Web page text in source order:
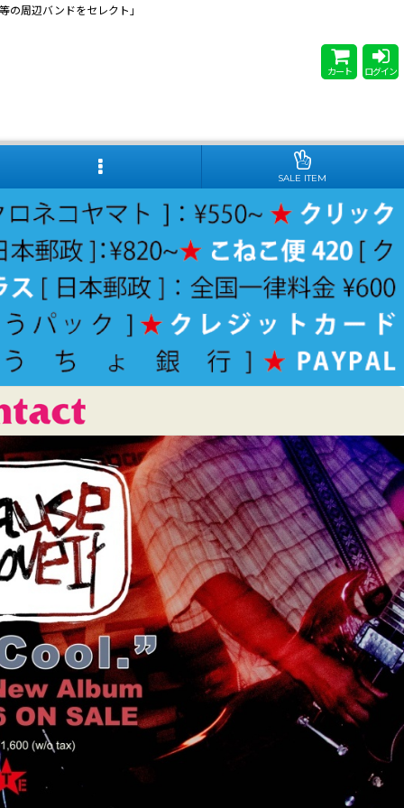
周辺バンドをセレクト」
カート ログイン
SALE ITEM